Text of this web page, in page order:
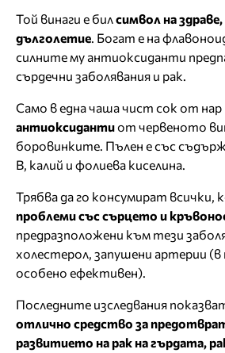
Той винаги е билсимвол на
дълголетие. Богат е на
силните му антиоксиданти
сърдечни заболявания и рак.
Само в една чаша чист сок от нар
антиоксидантиот червеното
боровинките. Пълен е със
В, калий и фолиева киселина.
Трябва да го консумират
проблеми със сърцето и
предразположени към тези
холестерол, запушени артерии (в
особено ефективен).
Последните изследвания
отлично средство за
развитието на рак на гърдата,